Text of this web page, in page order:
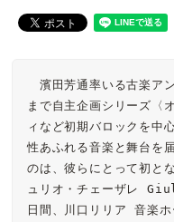
濱田芳通率いる古楽ア
まで自主企画シリーズ〈
ィなど初期バロックを中
性あふれる音楽と舞台を
のは、彼らにとって初と
ュリオ・チェーザレ
日間、川口リリア 音楽ホ